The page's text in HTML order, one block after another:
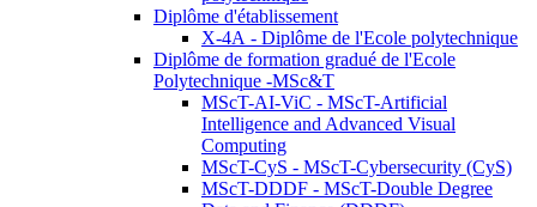
Diplôme d'établissement
X-4A - Diplôme de l'Ecole polytechnique
Diplôme de formation gradué de l'Ecole
Polytechnique -MSc&T
MScT-AI-ViC - MScT-Artificial
Intelligence and Advanced Visual
Computing
MScT-CyS - MScT-Cybersecurity (CyS)
MScT-DDDF - MScT-Double Degree